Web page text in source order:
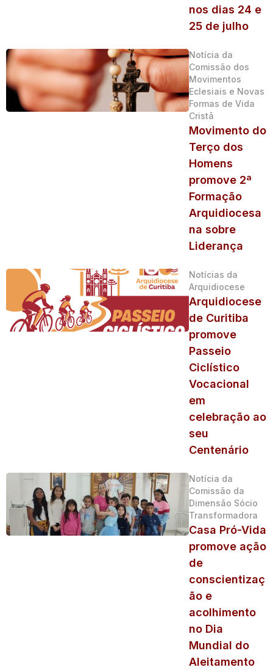
nos dias 24 e
25 de julho
Notícia da
Comissão dos
Movimentos
Eclesiais e Novas
Formas de Vida
Cristã
Movimento do
Terço dos
Homens
promove 2ª
Formação
Arquidiocesa
na sobre
Liderança
Notícias da
Arquidiocese
Arquidiocese
de Curitiba
promove
Passeio
Ciclístico
Vocacional
em
celebração ao
seu
Centenário
Notícia da
Comissão da
Dimensão Sócio
Transformadora
Casa Pró-Vida
promove ação
de
conscientizaç
ão e
acolhimento
no Dia
Mundial do
Aleitamento